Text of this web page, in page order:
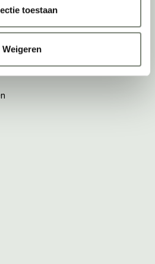
toestaan
Weigeren
Naar hoe we werkomgevingen een
bijvoorbeeld. Maar ook door keer op